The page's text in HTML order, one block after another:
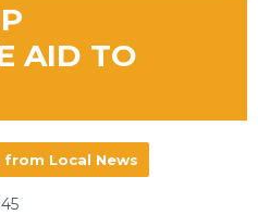
AID TO
from Local News